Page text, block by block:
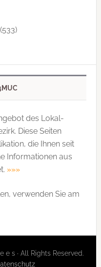
des Lokal-
Diese Seiten
die Ihnen seit
Informationen aus
»»»
verwenden Sie am
s · All Rights Reserved.